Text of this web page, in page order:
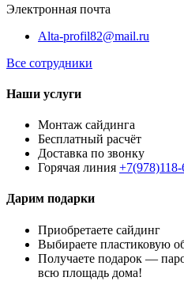
Электронная почта
Alta-profil82@mail.ru
Все сотрудники
Наши услуги
Монтаж сайдинга
Бесплатный расчёт
Доставка по звонку
Горячая линия +7(978)118-
Дарим подарки
Приобретаете сайдинг
Выбираете пластиковую
Получаете подарок —
всю площадь дома!